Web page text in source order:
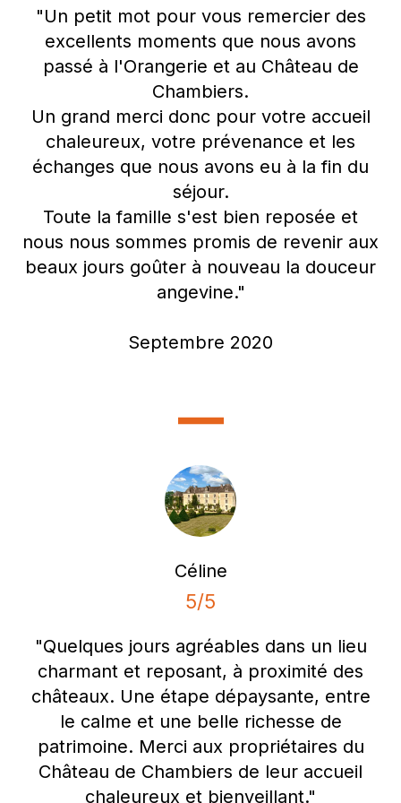
"Un petit mot pour vous remercier des
excellents moments que nous avons
passé à l'Orangerie et au Château de
Chambiers.
Un grand merci donc pour votre accueil
chaleureux, votre prévenance et les
échanges que nous avons eu à la fin du
séjour.
Toute la famille s'est bien reposée et
nous nous sommes promis de revenir aux
beaux jours goûter à nouveau la douceur
angevine."
Septembre 2020
Céline
5/5
"Quelques jours agréables dans un lieu
charmant et reposant, à proximité des
châteaux. Une étape dépaysante, entre
le calme et une belle richesse de
patrimoine. Merci aux propriétaires du
Château de Chambiers de leur accueil
chaleureux et bienveillant."